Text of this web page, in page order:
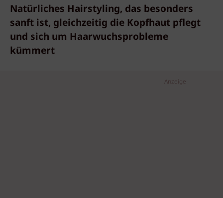
Natürliches Hairstyling, das besonders
sanft ist, gleichzeitig die Kopfhaut pflegt
und sich um Haarwuchsprobleme
kümmert
Anzeige